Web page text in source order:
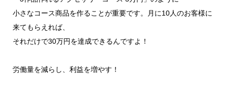
小さなコース商品を作ることが重要です。月に10人のお客様に
来てもらえれば、
それだけで30万円を達成できるんですよ！
労働量を減らし、利益を増やす！